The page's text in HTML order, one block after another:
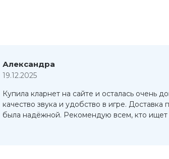
Александра
19.12.2025
Купила кларнет на сайте и осталась очень
качество звука и удобство в игре.
была надёжной. Рекомендую всем, кто ищет